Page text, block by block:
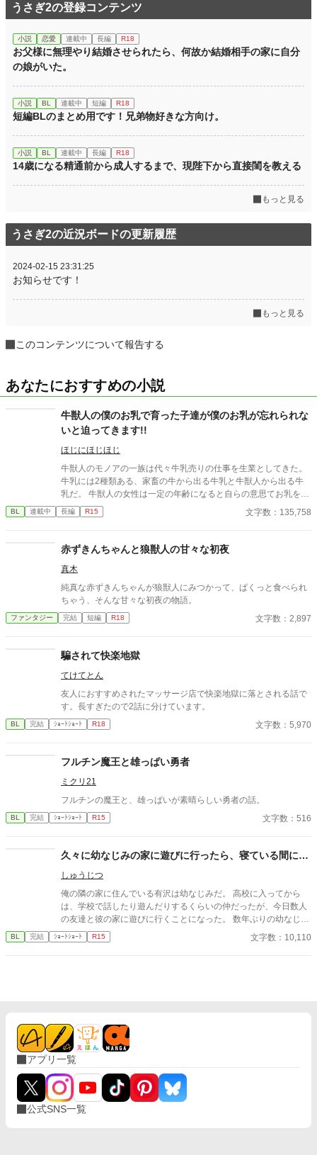
うさぎ2の登録コンテンツ
小説 恋愛 連載中 長編 R18
お父様に無理やり結婚させられたら、何故か結婚相手の家に自分
の娘がいた。
小説 BL 連載中 短編 R18
短編BLのまとめ用です！兄弟物好きな方向け。
小説 BL 連載中 長編 R18
14歳になる精通前から成人するまで、現陛下から直接閨を教える
もっと見る
うさぎ2の近況ボードの更新履歴
2024-02-15 23:31:25
お知らせです！
もっと見る
このコンテンツについて報告する
あなたにおすすめの小説
牛獣人の僕のお乳で育った子達が僕のお乳が忘れられな
いと迫ってきます!!
ほじにほじほじ
牛獣人のモノアの一族は代々牛乳売りの仕事を生業としてきた。
牛乳には2種類ある、家畜の牛から出る牛乳と牛獣人から出る牛
乳だ。 牛獣人の女性は一定の年齢になると自らの意思てお乳を出
すことが出来る。 そして、僕たち家族普段は家畜の牛の牛乳を売
っているが母と姉達の牛乳は濃厚で喉越しや舌触りが良いお貴族
子息様がお乳を呑まないと相談を受けたのが全ての始まりー 母や
姉達の牛乳を詰めた哺乳瓶を与えてみても、母や姉達のお乳を直
接与えてみても飲んでくれない赤子。 そんな時ふと赤子と目が合
うと僕を見て何かを訴えてくるー 「え？僕のお乳が飲みたい
の？」 「僕はまだ子供でしかも男だからでないよ。」 「え？何言
んて！そんなの上手くいくわけ…え、飲んでるよ？え？」 そんな
て、他のほとんどの子は母や姉達のお乳で飲んでくれる子だった
けど何故か数人には僕のお乳がお気に召したようでー 昔お乳をあ
乳を貸しただけで牛乳は母さんと姉さん達のなのに！どうしてこ
うなった!?」 ＊ 総受けで、固定カプを決めるかはまだまだ不明で
す。 いいね♡やお気に入り登録☆をしてくださいますと励みにな
BL 連載中 長編 R15 文字数：135,758
赤ずきんちゃんと狼獣人の甘々な初夜
真木
純真な赤ずきんちゃんが狼獣人にみつかって、ぱくっと食べられ
ちゃう、そんな甘々な初夜の物語。
ファンタジー 完結 短編 R18 文字数：2,897
騙されて快楽地獄
てけてとん
友人におすすめされたマッサージ店で快楽地獄に落とされる話で
す。長すぎたので2話に分けています。
BL 完結 ｼｮｰﾄｼｮｰﾄ R18 文字数：5,970
フルチン魔王と雄っぱい勇者
ミクリ21
フルチンの魔王と、雄っぱいが素晴らしい勇者の話。
BL 完結 ｼｮｰﾄｼｮｰﾄ R15 文字数：516
久々に幼なじみの家に遊びに行ったら、寝ている間に…
しゅうじつ
俺の隣の家に住んでいる有沢は幼なじみだ。 高校に入ってから
は、学校で話したり遊んだりするくらいの仲だったが、今日数人
の友達と彼の家に遊びに行くことになった。 数年ぶりの幼なじみ
の家を懐かしんでいる中、いつの間にか友人たちは帰っており、
幼なじみと2人きりに。 そこで俺は彼の部屋であるものを見つけ
BL 完結 ｼｮｰﾄｼｮｰﾄ R15 文字数：10,110
アプリ一覧
公式SNS一覧